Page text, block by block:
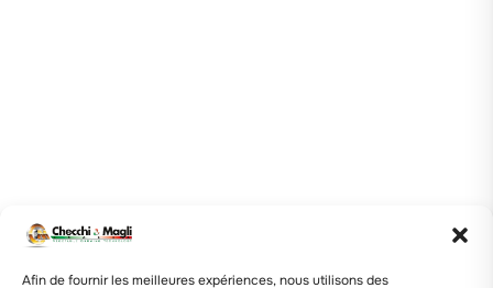
Afin de fournir les meilleures expériences, nous utilisons des